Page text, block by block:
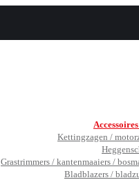
Kettingzagen /
Grastrimmers / kantenmaaiers /
Bladblazers /